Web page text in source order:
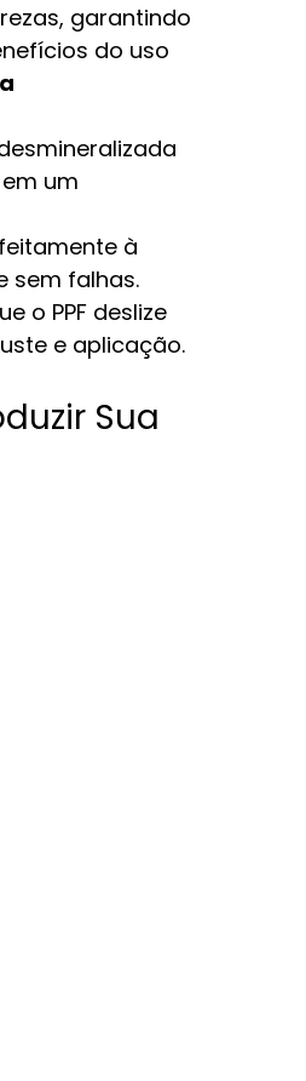
garantindo
do uso
um
à
sem falhas.
o PPF deslize
e aplicação.
Sua